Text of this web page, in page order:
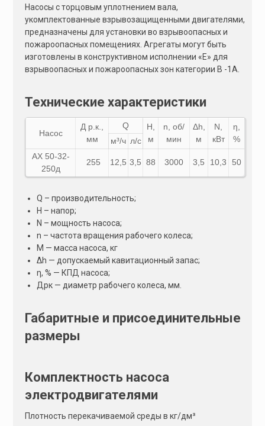
Насосы с торцовым уплотнением вала,
укомплектованные взрывозащищенными двигателями,
предназначены для установки во взрывоопасных и
пожароопасных помещениях. Агрегаты могут быть
изготовлены в конструктивном исполнении «Е» для
взрывоопасных и пожароопасных зон категории В -1А.
Технические характеристики
Насос
Д р.к.,
мм
Q
Н,
м
n, об/
мин
Δh,
м
N,
кВт
η,
%
м³/ч л/с
АХ 50-32-
250д
255 12,5 3,5 88 3000 3,5 10,3 50
Q – производительность;
Н – напор;
N – мощность насоса;
n – частота вращения рабочего колеса;
М — масса насоса, кг
Δh — допускаемый кавитационный запас;
η, % — КПД насоса;
Дрк — диаметр рабочего колеса, мм.
Габаритные и присоединительные
размеры
Комплектность насоса
электродвигателями
Плотность перекачиваемой среды в кг/дм³